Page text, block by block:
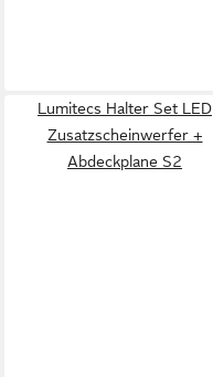
Lumitecs Halter Set LED
Zusatzscheinwerfer +
Abdeckplane S2